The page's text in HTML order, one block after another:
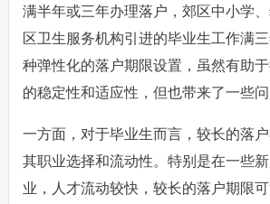
满半年或三年办理落户，郊区中小学
区卫生服务机构引进的毕业生工作满
种弹性化的落户期限设置，虽然有助
的稳定性和适应性，但也带来了一些问
一方面，对于毕业生而言，较长的落
其职业选择和流动性。特别是在一些
业，人才流动较快，较长的落户期限